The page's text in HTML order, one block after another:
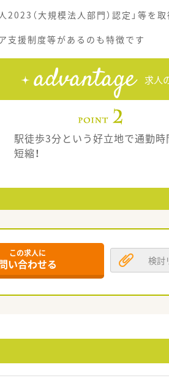
（大規模法人部門）認定」等を
支援制度等があるのも特徴です
advantage 求人
駅徒歩3分という好立地で通勤時
短縮！
この求人に
い合わせる 検討